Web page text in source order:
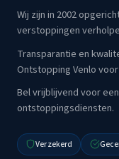
Wij zijn in 2002
verstoppingen
Transparantie en
Ontstopping Venlo
Bel vrijblijvend voor
ontstoppingsdiensten.
Verzekerd